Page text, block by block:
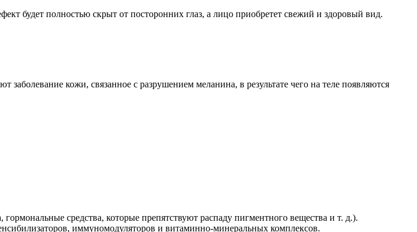
будет полностью скрыт от посторонних глаз, а лицо приобретет свежий и здоровый вид.
кожи, связанное с разрушением меланина, в результате чего на теле появляются
средства, которые препятствуют распаду пигментного вещества и т. д.).
иммуномодуляторов и витаминно-минеральных комплексов.